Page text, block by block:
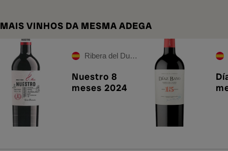
MAIS VINHOS DA MESMA ADEGA
Ribera del Duero
Nuestro 8
meses 2024